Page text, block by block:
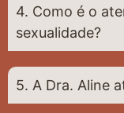
4. Como é o
sexualidade?
5. A Dra. Aline